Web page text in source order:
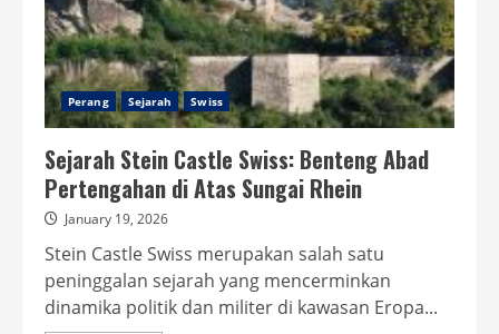
Perang Sejarah Swiss
Sejarah Stein Castle Swiss: Benteng Abad
Pertengahan di Atas Sungai Rhein
January 19, 2026
Stein Castle Swiss merupakan salah satu
peninggalan sejarah yang mencerminkan
dinamika politik dan militer di kawasan Eropa...